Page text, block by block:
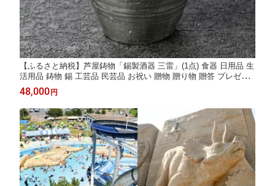
【ふるさと納税】芦屋鋳物「錫製酒器 三雷」(1点) 食器 日用品 生
活用品 鋳物 錫 工芸品 民芸品 お祝い 贈物 贈り物 贈答 プレゼン
ト ギフト 箱入り【芦屋釜の里】
48,000 円